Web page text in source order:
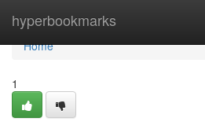
hyperbookmarks
Home
Home
1